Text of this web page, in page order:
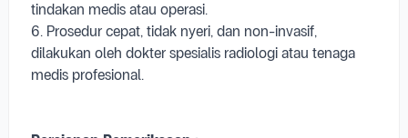
tindakan medis atau operasi.
6. Prosedur cepat, tidak nyeri, dan non-invasif,
dilakukan oleh dokter spesialis radiologi atau tenaga
medis profesional.